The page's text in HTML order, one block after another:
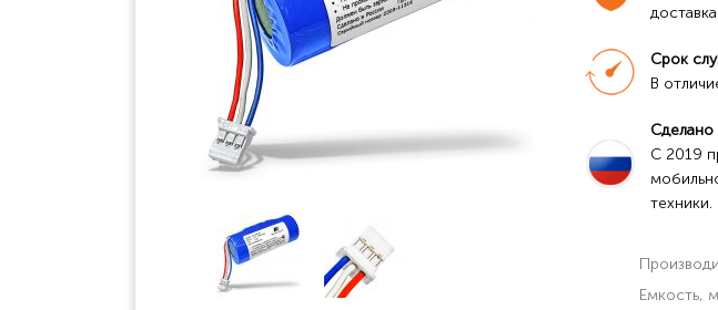
Срок
В
Сделано
C 2019
техники.
Емкость,